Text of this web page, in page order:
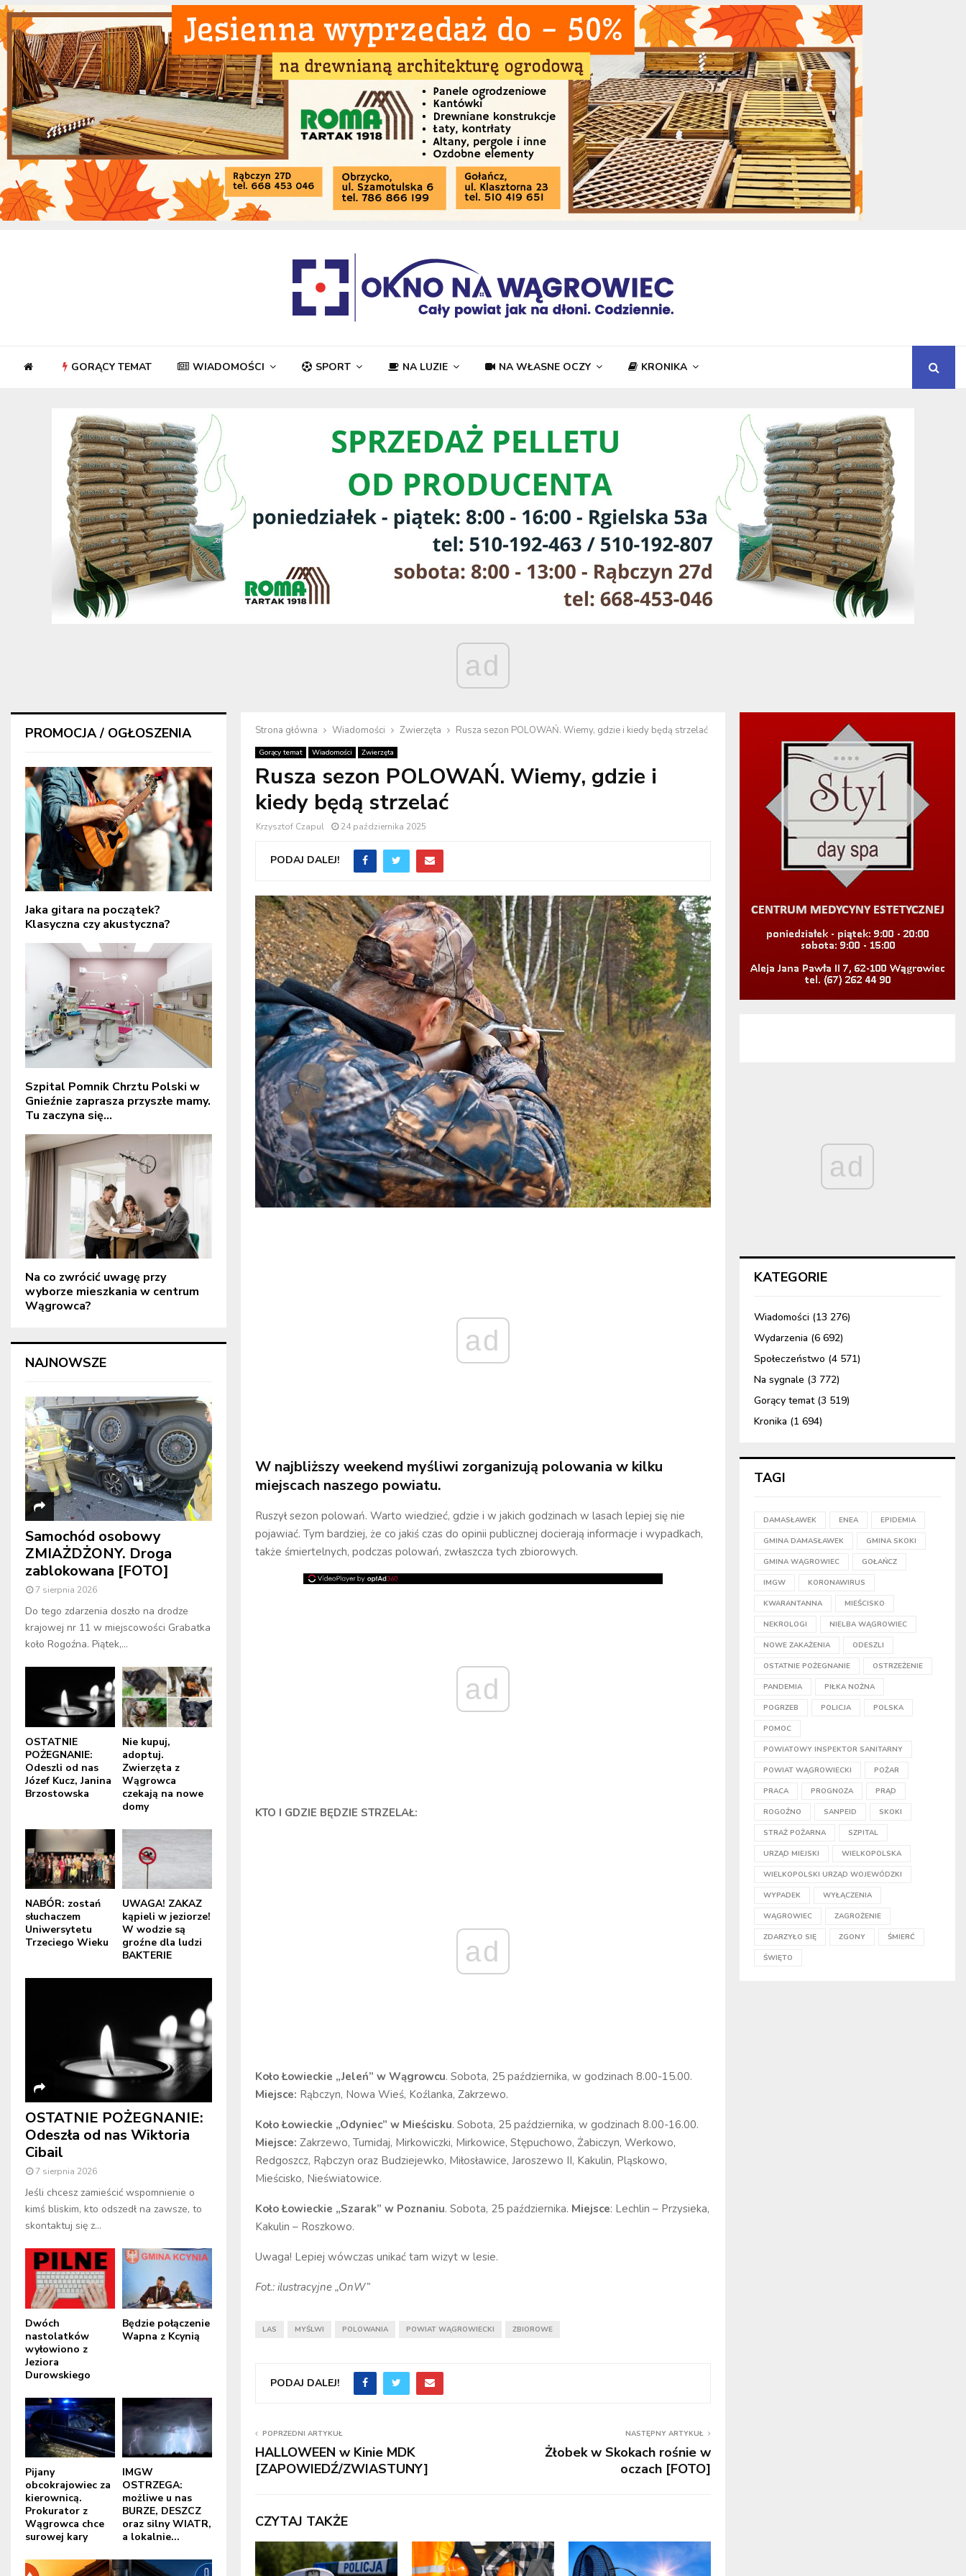
GORĄCY TEMAT WIADOMOŚCI SPORT NA LUZIE NA WŁASNE OCZY KRONIKA
ad
Strona główna Wiadomości Zwierzęta Rusza sezon POLOWAŃ. Wiemy, gdzie i kiedy będą strzelać
Gorący temat Wiadomości Zwierzęta
Rusza sezon POLOWAŃ. Wiemy, gdzie i
kiedy będą strzelać
Krzysztof Czapul 24 października 2025
PODAJ DALEJ!
ad
W najbliższy weekend myśliwi zorganizują polowania w kilku
miejscach naszego powiatu.
Ruszył sezon polowań. Warto wiedzieć, gdzie i w jakich godzinach w lasach lepiej się nie
pojawiać. Tym bardziej, że co jakiś czas do opinii publicznej docierają informacje i wypadkach,
także śmiertelnych, podczas polowań, zwłaszcza tych zbiorowych.
ad
KTO I GDZIE BĘDZIE STRZELAŁ:
ad
Koło Łowieckie „Jeleń” w Wągrowcu. Sobota, 25 października, w godzinach 8.00-15.00.
Miejsce: Rąbczyn, Nowa Wieś, Koźlanka, Zakrzewo.
Koło Łowieckie „Odyniec” w Mieścisku. Sobota, 25 października, w godzinach 8.00-16.00.
Miejsce: Zakrzewo, Tumidaj, Mirkowiczki, Mirkowice, Stępuchowo, Żabiczyn, Werkowo,
Redgoszcz, Rąbczyn oraz Budziejewko, Miłosławice, Jaroszewo II, Kakulin, Pląskowo,
Mieścisko, Nieświatowice.
Koło Łowieckie „Szarak” w Poznaniu. Sobota, 25 października. Miejsce: Lechlin – Przysieka,
Kakulin – Roszkowo.
Uwaga! Lepiej wówczas unikać tam wizyt w lesie.
Fot.: ilustracyjne „OnW”
LAS MYŚLWI POLOWANIA POWIAT WĄGROWIECKI ZBIOROWE
PODAJ DALEJ!
POPRZEDNI ARTYKUŁ
HALLOWEEN w Kinie MDK
[ZAPOWIEDŹ/ZWIASTUNY]
NASTĘPNY ARTYKUŁ
Żłobek w Skokach rośnie w
oczach [FOTO]
CZYTAJ TAKŻE
PROMOCJA / OGŁOSZENIA
Jaka gitara na początek?
Klasyczna czy akustyczna?
Szpital Pomnik Chrztu Polski w
Gnieźnie zaprasza przyszłe mamy.
Tu zaczyna się...
Na co zwrócić uwagę przy
wyborze mieszkania w centrum
Wągrowca?
NAJNOWSZE
Samochód osobowy
ZMIAŻDŻONY. Droga
zablokowana [FOTO]
7 sierpnia 2026
Do tego zdarzenia doszło na drodze
krajowej nr 11 w miejscowości Grabatka
koło Rogoźna. Piątek,...
OSTATNIE
POŻEGNANIE:
Odeszli od nas
Józef Kucz, Janina
Brzostowska
Nie kupuj,
adoptuj.
Zwierzęta z
Wągrowca
czekają na nowe
domy
NABÓR: zostań
słuchaczem
Uniwersytetu
Trzeciego Wieku
UWAGA! ZAKAZ
kąpieli w jeziorze!
W wodzie są
groźne dla ludzi
BAKTERIE
OSTATNIE POŻEGNANIE:
Odeszła od nas Wiktoria
Cibail
7 sierpnia 2026
Jeśli chcesz zamieścić wspomnienie o
kimś bliskim, kto odszedł na zawsze, to
skontaktuj się z...
Dwóch
nastolatków
wyłowiono z
Jeziora
Durowskiego
Będzie połączenie
Wapna z Kcynią
Pijany
obcokrajowiec za
kierownicą.
Prokurator z
Wągrowca chce
surowej kary
IMGW
OSTRZEGA:
możliwe u nas
BURZE, DESZCZ
oraz silny WIATR,
a lokalnie...
ad
KATEGORIE
Wiadomości (13 276)
Wydarzenia (6 692)
Społeczeństwo (4 571)
Na sygnale (3 772)
Gorący temat(3 519)
Kronika (1 694)
TAGI
DAMASŁAWEK ENEA EPIDEMIA
GMINA DAMASŁAWEK GMINA SKOKI
GMINA WĄGROWIEC GOŁAŃCZ
IMGW KORONAWIRUS
KWARANTANNA MIEŚCISKO
NEKROLOGI NIELBA WĄGROWIEC
NOWE ZAKAŻENIA ODESZLI
OSTATNIE POŻEGNANIE OSTRZEŻENIE
PANDEMIA PIŁKA NOŻNA
POGRZEB POLICJA POLSKA
POMOC
POWIATOWY INSPEKTOR SANITARNY
POWIAT WĄGROWIECKI POŻAR
PRACA PROGNOZA PRĄD
ROGOŹNO SANPEID SKOKI
STRAŻ POŻARNA SZPITAL
URZĄD MIEJSKI WIELKOPOLSKA
WIELKOPOLSKI URZĄD WOJEWÓDZKI
WYPADEK WYŁĄCZENIA
WĄGROWIEC ZAGROŻENIE
ZDARZYŁO SIĘ ZGONY ŚMIERĆ
ŚWIĘTO